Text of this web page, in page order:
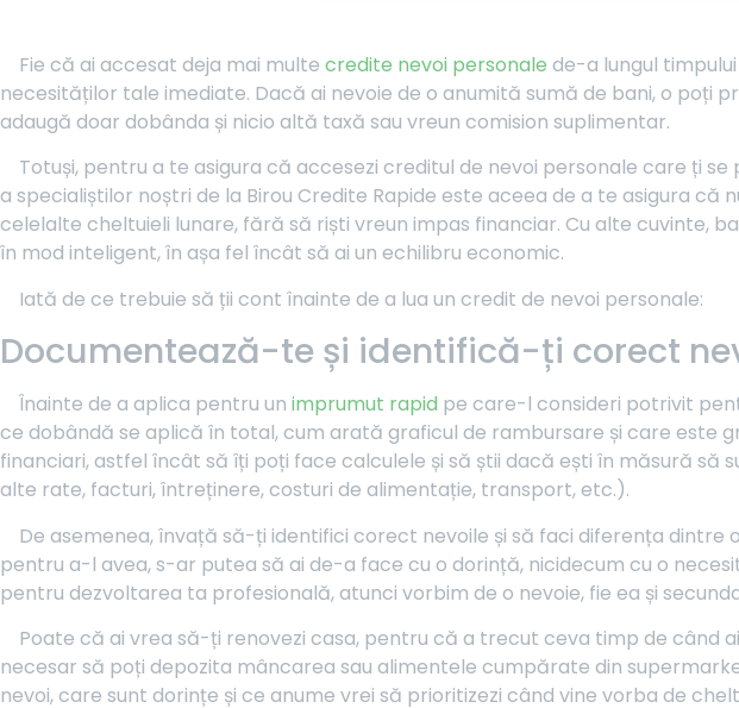
Fie că ai accesat deja mai multe credite nevoi personale de-a lungul
necesităților tale imediate. Dacă ai nevoie de o anumită sumă de bani, o poți
adaugă doar dobânda și nicio altă taxă sau vreun comision suplimentar.
Totuși, pentru a te asigura că accesezi creditul de nevoi personale care ți
a specialiștilor noștri de la Birou Credite Rapide este aceea de a te asigura
celelalte cheltuieli lunare, fără să riști vreun impas financiar. Cu alte cuvinte,
în mod inteligent, în așa fel încât să ai un echilibru economic.
Iată de ce trebuie să ții cont înainte de a lua un credit de nevoi personale:
Documentează-te și identifică-ți corect
Înainte de a aplica pentru un imprumut rapid pe care-l consideri potrivit
ce dobândă se aplică în total, cum arată graficul de rambursare și care este
financiari, astfel încât să îți poți face calculele și să știi dacă ești în măsură
alte rate, facturi, întreținere, costuri de alimentație, transport, etc.).
De asemenea, învață să-ți identifici corect nevoile și să faci diferența dintre
pentru a-l avea, s-ar putea să ai de-a face cu o dorință, nicidecum cu o
pentru dezvoltarea ta profesională, atunci vorbim de o nevoie, fie ea și
Poate că ai vrea să-ți renovezi casa, pentru că a trecut ceva timp de când
necesar să poți depozita mâncarea sau alimentele cumpărate din
nevoi, care sunt dorințe și ce anume vrei să prioritizezi când vine vorba de